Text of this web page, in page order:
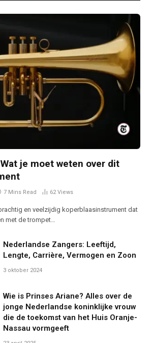
je moet weten over dit
7 Mins Read 62Views
en veelzijdig koperblaasinstrument dat
met de trompet…
Nederlandse Zangers: Leeftijd,
Lengte, Carrière, Vermogen en Zoon
3 oktober 2024
Wie is Prinses Ariane? Alles over de
jonge Nederlandse koninklijke vrouw
die de toekomst van het Huis Oranje-
Nassau vormgeeft